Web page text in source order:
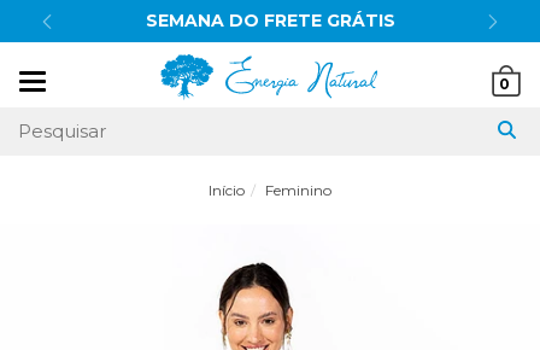
SEMANA DO FRETE GRÁTIS
0
Início Feminino